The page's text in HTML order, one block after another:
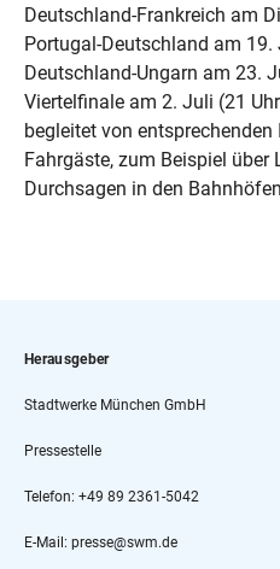
Deutschland-Frankreich am
Portugal-Deutschland am 19.
Deutschland-Ungarn am 23.
Viertelfinale am 2. Juli (21
begleitet von
Fahrgäste, zum Beispiel
Durchsagen in den
Herausgeber
Stadtwerke München GmbH
Pressestelle
Telefon: +49 89 2361-5042
E-Mail: presse@swm.de